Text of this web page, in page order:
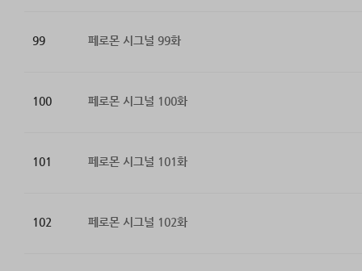
99 페로몬 시그널 99화
100 페로몬 시그널 100화
101 페로몬 시그널 101화
102 페로몬 시그널 102화